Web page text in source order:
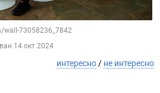
wall-73058236_7842
14 окт 2024
интересно / не интересно